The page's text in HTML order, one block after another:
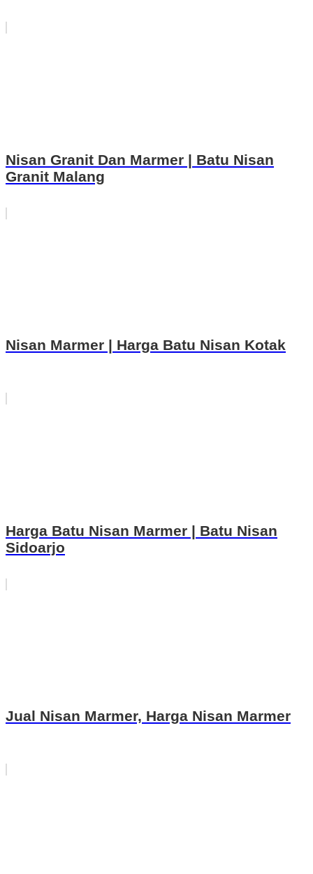
Nisan Granit Dan Marmer | Batu Nisan
Granit Malang
Nisan Marmer | Harga Batu Nisan Kotak
Harga Batu Nisan Marmer | Batu Nisan
Sidoarjo
Jual Nisan Marmer, Harga Nisan Marmer